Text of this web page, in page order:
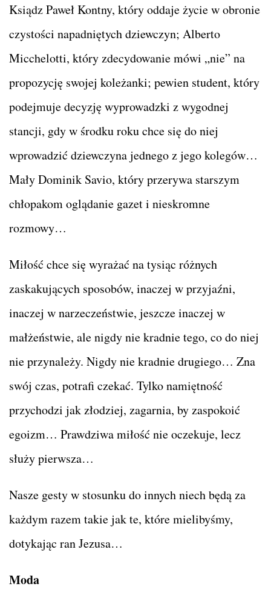
Ksiądz Paweł Kontny, który oddaje życie w obronie
czystości napadniętych dziewczyn; Alberto
Micchelotti, który zdecydowanie mówi „nie” na
propozycję swojej koleżanki; pewien student, który
podejmuje decyzję wyprowadzki z wygodnej
stancji, gdy w środku roku chce się do niej
wprowadzić dziewczyna jednego z jego kolegów…
Mały Dominik Savio, który przerywa starszym
chłopakom oglądanie gazet i nieskromne
rozmowy…
Miłość chce się wyrażać na tysiąc różnych
zaskakujących sposobów, inaczej w przyjaźni,
inaczej w narzeczeństwie, jeszcze inaczej w
małżeństwie, ale nigdy nie kradnie tego, co do niej
nie przynależy. Nigdy nie kradnie drugiego… Zna
swój czas, potrafi czekać. Tylko namiętność
przychodzi jak złodziej, zagarnia, by zaspokoić
egoizm… Prawdziwa miłość nie oczekuje, lecz
służy pierwsza…
Nasze gesty w stosunku do innych niech będą za
każdym razem takie jak te, które mielibyśmy,
dotykając ran Jezusa…
Moda